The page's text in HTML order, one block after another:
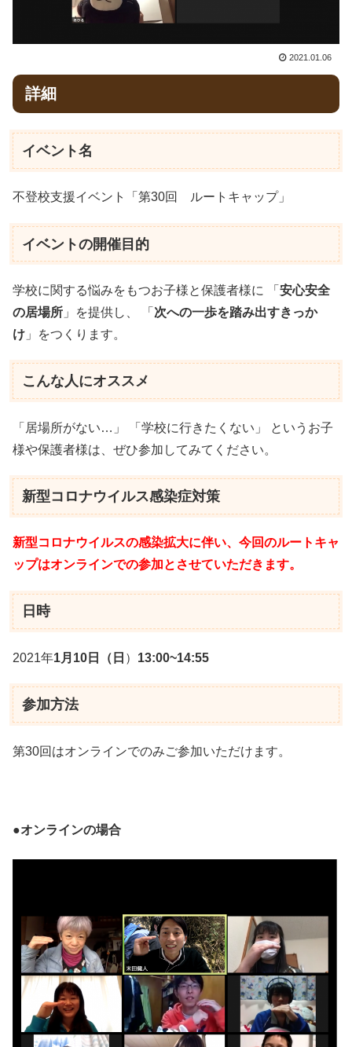
2021.01.06
詳細
イベント名
不登校支援イベント「第30回 ルートキャップ」
イベントの開催目的
学校に関する悩みをもつお子様と保護者様に 「 安心安全
の居場所 」を提供し、 「 次への一歩を踏み出すきっか
け 」をつくります。
こんな人にオススメ
「居場所がない…」 「学校に行きたくない」 というお子
様や保護者様は、ぜひ参加してみてください。
新型コロナウイルス感染症対策
新型コロナウイルスの感染拡大に伴い、今回のルートキャ
ップはオンラインでの参加とさせていただきます。
日時
2021年1月10日（日 ） 13:00~14:55
参加方法
第30回はオンラインでのみご参加いただけます。
●オンラインの場合